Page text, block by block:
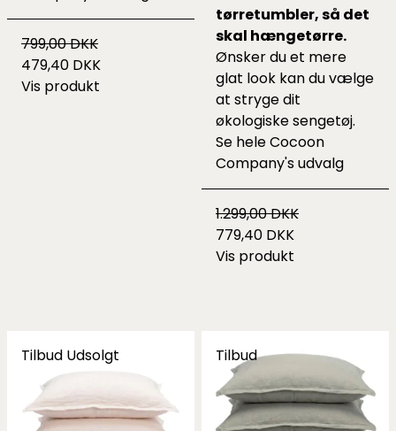
799,00 DKK
479,40 DKK
Vis produkt
tørretumbler, så det
skal hængetørre.
Ønsker du et mere
glat look kan du vælge
at stryge dit
økologiske sengetøj.
Se heleCocoon
Company's udvalg
1.299,00 DKK
779,40 DKK
Vis produkt
Tilbud Udsolgt Tilbud